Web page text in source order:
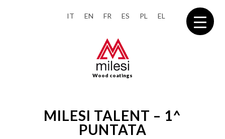
IT EN FR ES PL EL
Wood coatings
MILESI TALENT – 1^
PUNTATA